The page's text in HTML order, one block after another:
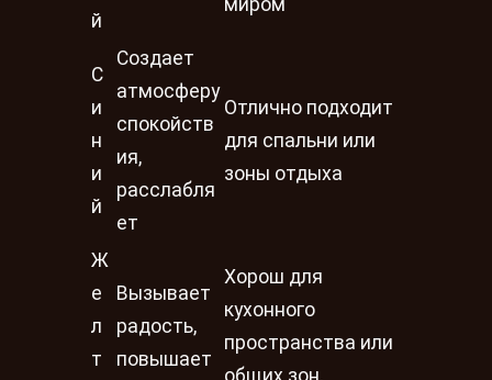
й
миром
С
и
н
и
й
Создает
атмосферу
спокойств
ия,
расслабля
ет
Отлично подходит
для спальни или
зоны отдыха
Ж
е
л
т
Вызывает
радость,
повышает
Хорош для
кухонного
пространства или